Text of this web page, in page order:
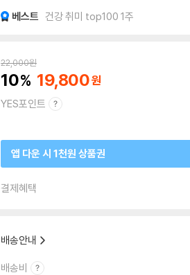
베스트 건강 취미 top100 1주
22,000원
10 19,800
YES포인트
앱 다운 시 1천원 상품권
결제혜택
배송안내
배송비